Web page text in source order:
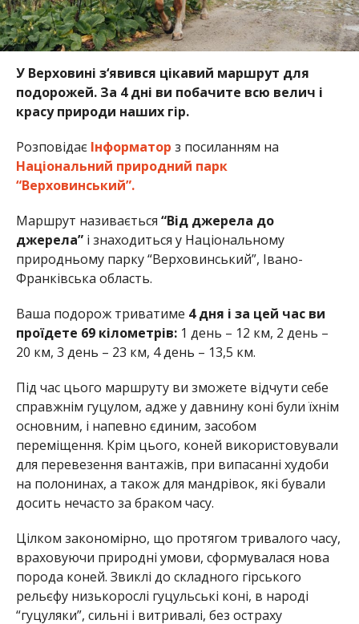
У Верховині з‘явився цікавий маршрут для
подорожей. За 4 дні ви побачите всю велич і
красу природи наших гір.
Розповідає Інформатор з посиланням на
Національний природний парк
“Верховинський”.
Маршрут називається “Від джерела до
джерела”і знаходиться у Національному
природньому парку “Верховинський”, Івано-
Франківська область.
Ваша подорож триватиме 4 дня і за цей час ви
проїдете 69 кілометрів:1 день – 12 км, 2 день –
20 км, 3 день – 23 км, 4 день – 13,5 км.
Під час цього маршруту ви зможете відчути себе
справжнім гуцулом, адже у давнину коні були їхнім
основним, і напевно єдиним, засобом
переміщення. Крім цього, коней використовували
для перевезення вантажів, при випасанні худоби
на полонинах, а також для мандрівок, які бували
досить нечасто за браком часу.
Цілком закономірно, що протягом тривалого часу,
враховуючи природні умови, сформувалася нова
порода коней. Звиклі до складного гірського
рельєфу низькорослі гуцульські коні, в народі
“гуцуляки”, сильні і витривалі, без остраху